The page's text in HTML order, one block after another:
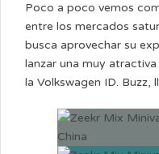
Poco a poco vemos
entre los mercados
busca aprovechar su
lanzar una muy
la Volkswagen ID. Buzz,